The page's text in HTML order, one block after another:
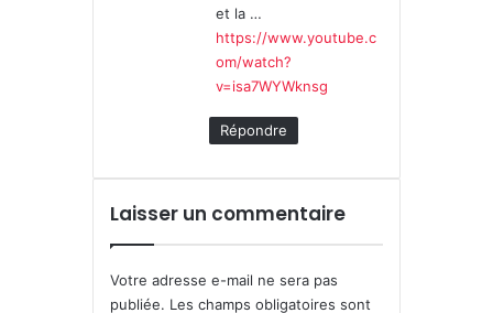
et la …
https://www.youtube.c
om/watch?
v=isa7WYWknsg
Répondre
Laisser un commentaire
Votre adresse e-mail ne sera pas
publiée. Les champs obligatoires sont